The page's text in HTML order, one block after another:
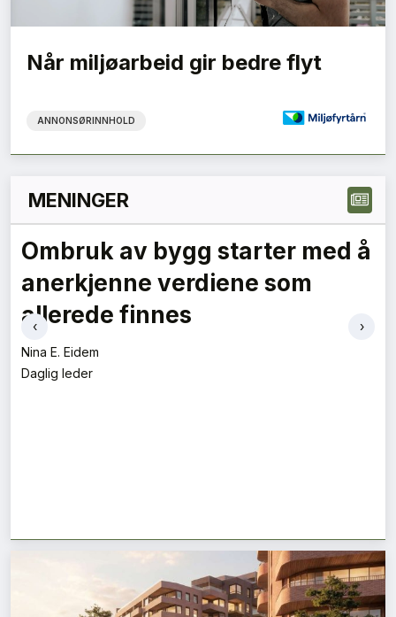
Når miljøarbeid gir bedre flyt
ANNONSØRINNHOLD
MENINGER
Hvorfor lytter ikke politikerne
til byggebransjen?
Bent Halvard Tveit
‹ ›